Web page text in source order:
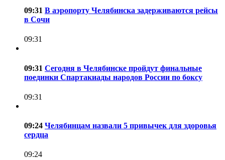
09:31 В аэропорту Челябинска задерживаются рейсы
в Сочи
09:31
09:31 Сегодня в Челябинске пройдут финальные
поединки Спартакиады народов России по боксу
09:31
09:24 Челябинцам назвали 5 привычек для здоровья
сердца
09:24